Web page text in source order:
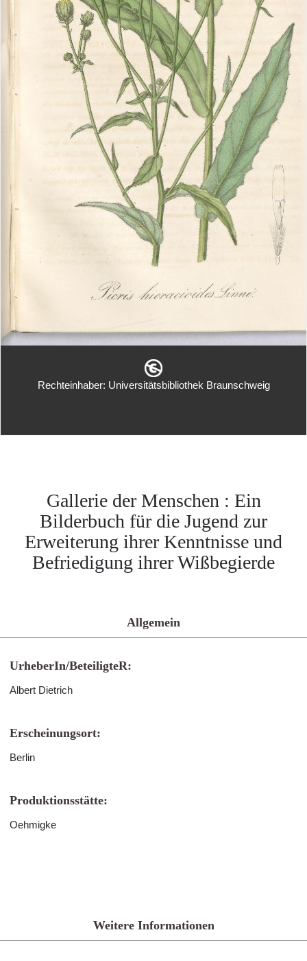
Rechteinhaber: Universitätsbibliothek Braunschweig
Gallerie der Menschen : Ein
Bilderbuch für die Jugend zur
Erweiterung ihrer Kenntnisse und
Befriedigung ihrer Wißbegierde
Allgemein
UrheberIn/BeteiligteR:
Albert Dietrich
Erscheinungsort:
Berlin
Produktionsstätte:
Oehmigke
Weitere Informationen